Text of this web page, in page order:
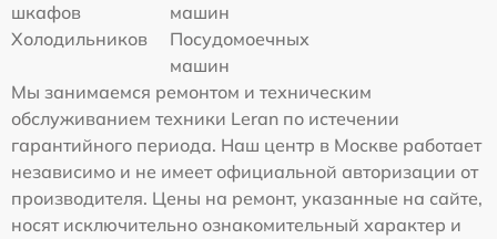
шкафов
машин
Холодильников
Посудомоечных
машин
Мы занимаемся ремонтом и техническим
обслуживанием техники Leran по истечении
гарантийного периода. Наш центр в Москве работает
независимо и не имеет официальной авторизации от
производителя. Цены на ремонт, указанные на сайте,
носят исключительно ознакомительный характер и